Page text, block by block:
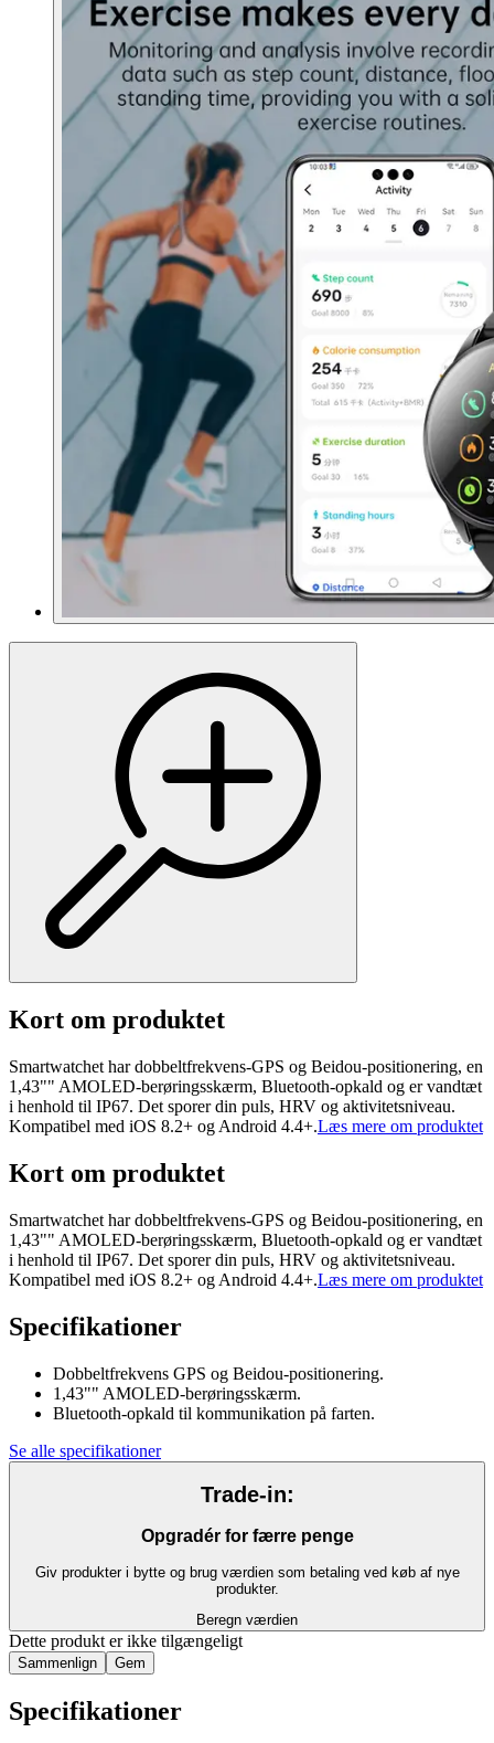
Kort om produktet
Smartwatchet har dobbeltfrekvens-GPS og Beidou-positionering, en
1,43"" AMOLED-berøringsskærm, Bluetooth-opkald og er vandtæt
i henhold til IP67. Det sporer din puls, HRV og aktivitetsniveau.
Kompatibel med iOS 8.2+ og Android 4.4+.Læs mere om produktet
Kort om produktet
Smartwatchet har dobbeltfrekvens-GPS og Beidou-positionering, en
1,43"" AMOLED-berøringsskærm, Bluetooth-opkald og er vandtæt
i henhold til IP67. Det sporer din puls, HRV og aktivitetsniveau.
Kompatibel med iOS 8.2+ og Android 4.4+.Læs mere om produktet
Specifikationer
Dobbeltfrekvens GPS og Beidou-positionering.
1,43"" AMOLED-berøringsskærm.
Bluetooth-opkald til kommunikation på farten.
Se alle specifikationer
Trade-in:
Opgradér for færre penge
Giv produkter i bytte og brug værdien som betaling ved køb af nye
produkter.
Beregn værdien
Dette produkt er ikke tilgængeligt
Sammenlign Gem
Specifikationer